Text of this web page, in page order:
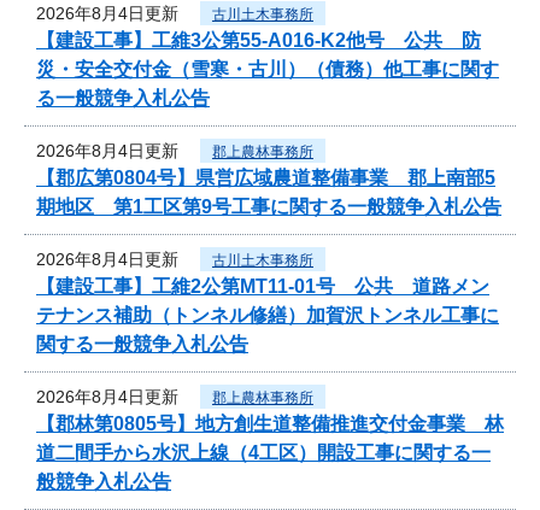
2026年8月4日更新 古川土木事務所
【建設工事】工維3公第55-A016-K2他号 公共 防
災・安全交付金（雪寒・古川）（債務）他工事に関す
る一般競争入札公告
2026年8月4日更新 郡上農林事務所
【郡広第0804号】県営広域農道整備事業 郡上南部5
期地区 第1工区第9号工事に関する一般競争入札公告
2026年8月4日更新 古川土木事務所
【建設工事】工維2公第MT11-01号 公共 道路メン
テナンス補助（トンネル修繕）加賀沢トンネル工事に
関する一般競争入札公告
2026年8月4日更新 郡上農林事務所
【郡林第0805号】地方創生道整備推進交付金事業 林
道二間手から水沢上線（4工区）開設工事に関する一
般競争入札公告